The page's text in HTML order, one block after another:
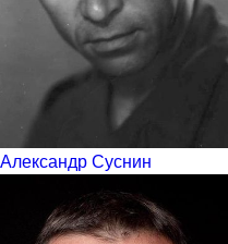
Александр Суснин